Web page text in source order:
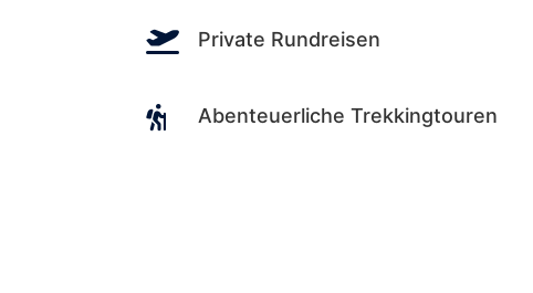
 Private Rundreisen
 Abenteuerliche Trekkingtouren